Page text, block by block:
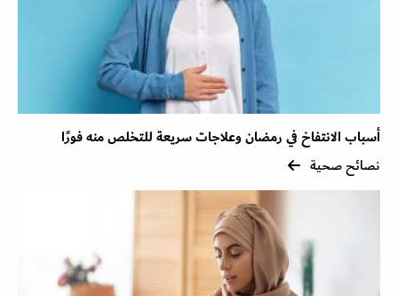
أسباب الانتفاخ في رمضان وعلاجات سريعة للتخلص منه فورًا
نصائح صحية